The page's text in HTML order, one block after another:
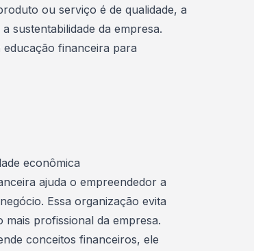
ou serviço é de qualidade, a
sustentabilidade da empresa.
financeira para
econômica
ajuda o empreendedor a
Essa organização evita
profissional da empresa.
conceitos financeiros, ele